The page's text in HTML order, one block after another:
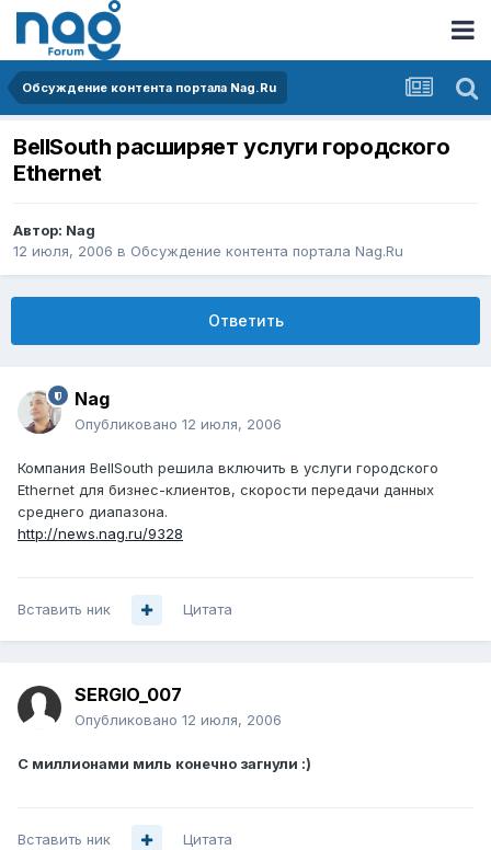
Обсуждение контента портала Nag.Ru
BellSouth расширяет услуги городского
Ethernet
Автор: Nag
12 июля, 2006 в Обсуждение контента портала Nag.Ru
Ответить
Nag
Опубликовано 12 июля, 2006
Компания BellSouth решила включить в услуги городского
Ethernet для бизнес-клиентов, скорости передачи данных
среднего диапазона.
http://news.nag.ru/9328
Вставить ник Цитата
SERGIO_007
Опубликовано 12 июля, 2006
С миллионами миль конечно загнули :)
Вставить ник Цитата